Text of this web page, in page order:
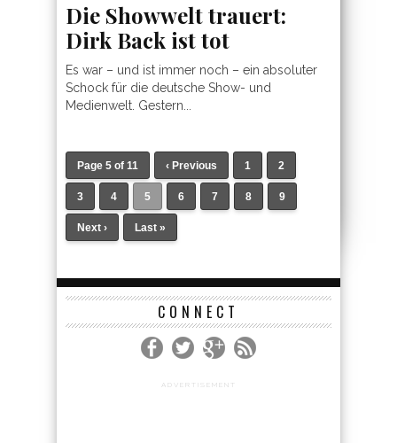
Die Showwelt trauert:
Dirk Back ist tot
Es war – und ist immer noch – ein absoluter
Schock für die deutsche Show- und
Medienwelt. Gestern...
Page 5 of 11 ‹ Previous 1 2
3 4 5 6 7 8 9
Next › Last »
CONNECT
ADVERTISEMENT